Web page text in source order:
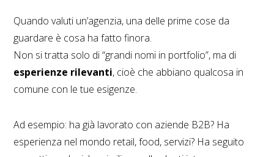
Quando valuti un’agenzia, una delle prime cose da
guardare è cosa ha fatto finora.
Non si tratta solo di “grandi nomi in portfolio”, ma di
esperienze rilevanti, cioè che abbiano qualcosa in
comune con le tue esigenze.
Ad esempio: ha già lavorato con aziende B2B? Ha
esperienza nel mondo retail, food, servizi? Ha seguito